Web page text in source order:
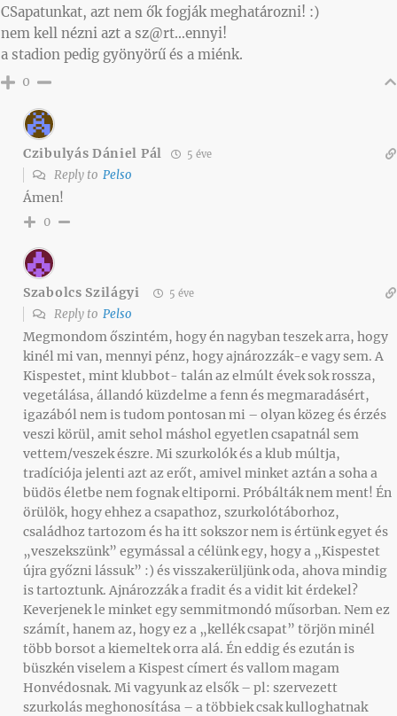
CSapatunkat, azt nem ők fogják meghatározni! :)
nem kell nézni azt a sz@rt…ennyi!
a stadion pedig gyönyörű és a miénk.
0
Czibulyás Dániel Pál 5 éve
Reply to Pelso
Ámen!
0
Szabolcs Szilágyi 5 éve
Reply to Pelso
Megmondom őszintém, hogy én nagyban teszek arra, hogy
kinél mi van, mennyi pénz, hogy ajnározzák-e vagy sem. A
Kispestet, mint klubbot- talán az elmúlt évek sok rossza,
vegetálása, állandó küzdelme a fenn és megmaradásért,
igazából nem is tudom pontosan mi – olyan közeg és érzés
veszi körül, amit sehol máshol egyetlen csapatnál sem
vettem/veszek észre. Mi szurkolók és a klub múltja,
tradíciója jelenti azt az erőt, amivel minket aztán a soha a
büdös életbe nem fognak eltiporni. Próbálták nem ment! Én
örülök, hogy ehhez a csapathoz, szurkolótáborhoz,
családhoz tartozom és ha itt sokszor nem is értünk egyet és
„veszekszünk” egymással a célünk egy, hogy a „Kispestet
újra győzni lássuk” :) és visszakerüljünk oda, ahova mindig
is tartoztunk. Ajnározzák a fradit és a vidit kit érdekel?
Keverjenek le minket egy semmitmondó műsorban. Nem ez
számít, hanem az, hogy ez a „kellék csapat” törjön minél
több borsot a kiemeltek orra alá. Én eddig és ezután is
büszkén viselem a Kispest címert és vallom magam
Honvédosnak. Mi vagyunk az elsők – pl: szervezett
szurkolás meghonosítása – a többiek csak kulloghatnak